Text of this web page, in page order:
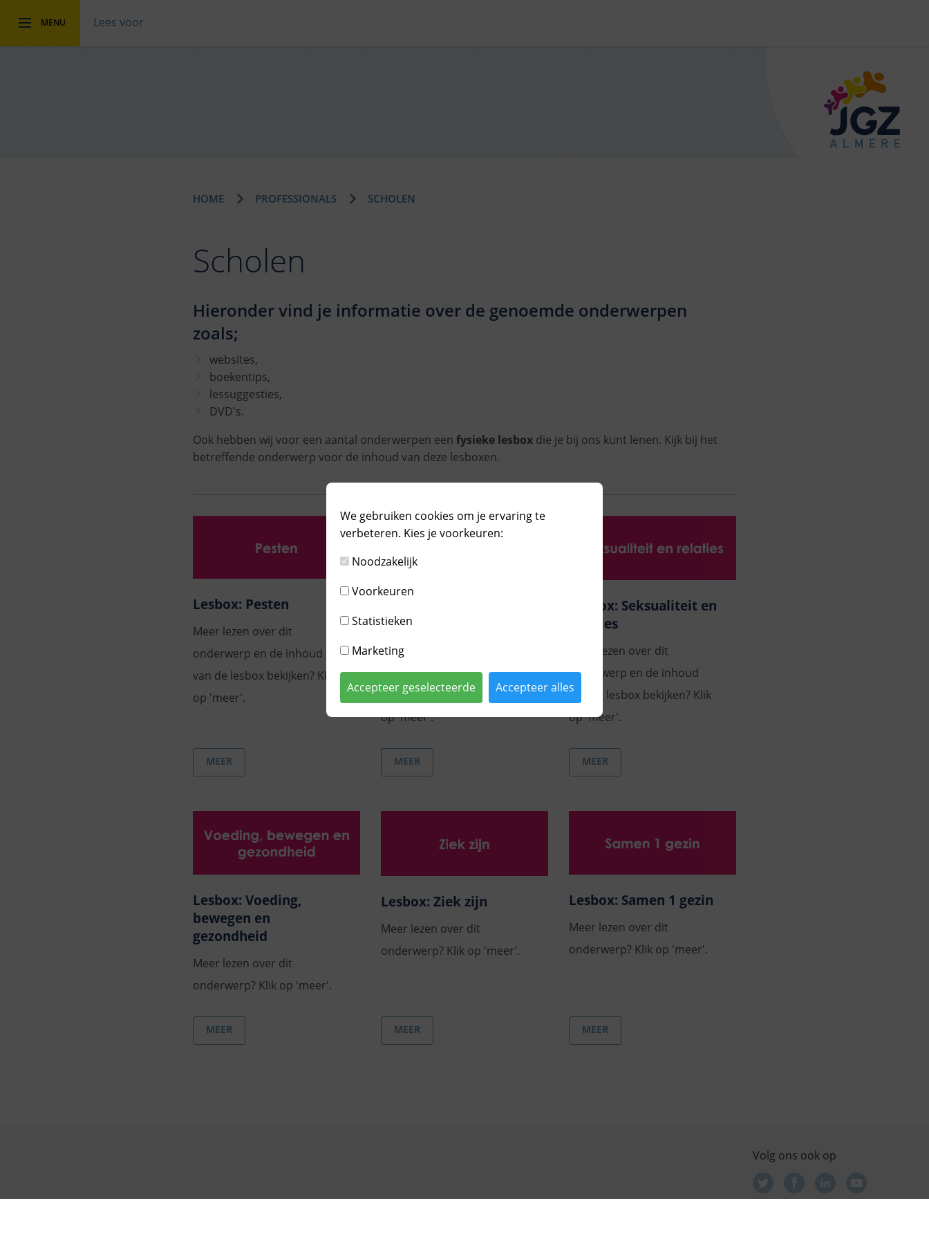
Lees voor
MENU
HOME PROFESSIONALS SCHOLEN
Scholen
Hieronder vind je informatie over de genoemde onderwerpen
zoals;
websites,
boekentips,
lessuggesties,
DVD's.
Ook hebben wij voor een aantal onderwerpen een fysieke lesbox die je bij ons kunt lenen. Kijk bij het
betreffende onderwerp voor de inhoud van deze lesboxen.
Lesbox: Pesten
Meer lezen over dit
onderwerp en de inhoud
van de lesbox bekijken? Klik
op 'meer'.
MEER
verdriet
Meer lezen over dit
onderwerp en de inhoud
van de lesbox bekijken? Klik
op 'meer'.
MEER
Lesbox: Seksualiteit en
relaties
Meer lezen over dit
onderwerp en de inhoud
van de lesbox bekijken? Klik
op 'meer'.
MEER
Lesbox: Voeding,
bewegen en
gezondheid
Meer lezen over dit
onderwerp? Klik op 'meer'.
MEER
Lesbox: Ziek zijn
Meer lezen over dit
onderwerp? Klik op 'meer'.
MEER
Lesbox: Samen 1 gezin
Meer lezen over dit
onderwerp? Klik op 'meer'.
MEER
Volg ons ook op
We gebruiken cookies om je ervaring te
verbeteren. Kies je voorkeuren:
Noodzakelijk
Voorkeuren
Statistieken
Marketing
Accepteer geselecteerde Accepteer alles